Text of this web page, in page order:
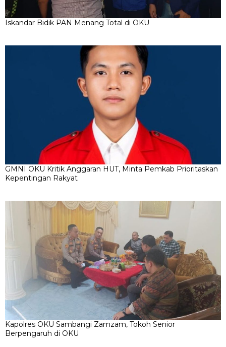
Iskandar Bidik PAN Menang Total di OKU
GMNI OKU Kritik Anggaran HUT, Minta Pemkab Prioritaskan
Kepentingan Rakyat
Kapolres OKU Sambangi Zamzam, Tokoh Senior
Berpengaruh di OKU